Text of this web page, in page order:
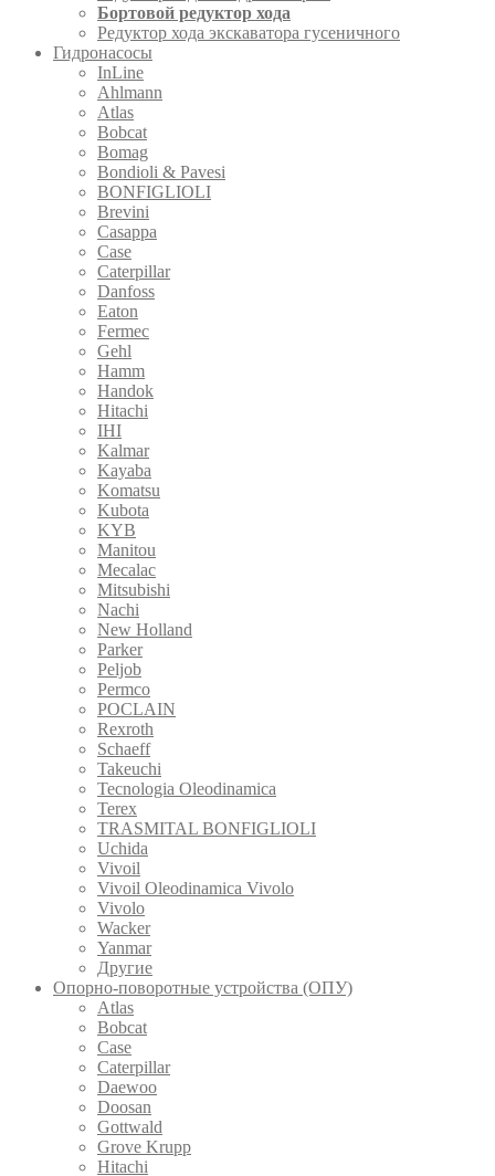
Бортовой редуктор хода
Редуктор хода экскаватора гусеничного
Гидронасосы
InLine
Ahlmann
Atlas
Bobcat
Bomag
Bondioli & Pavesi
BONFIGLIOLI
Brevini
Casappa
Case
Caterpillar
Danfoss
Eaton
Fermec
Gehl
Hamm
Handok
Hitachi
IHI
Kalmar
Kayaba
Komatsu
Kubota
KYB
Manitou
Mecalac
Mitsubishi
Nachi
New Holland
Parker
Peljob
Permco
POCLAIN
Rexroth
Schaeff
Takeuchi
Tecnologia Oleodinamica
Terex
TRASMITAL BONFIGLIOLI
Uchida
Vivoil
Vivoil Oleodinamica Vivolo
Vivolo
Wacker
Yanmar
Другие
Опорно-поворотные устройства (ОПУ)
Atlas
Bobcat
Case
Caterpillar
Daewoo
Doosan
Gottwald
Grove Krupp
Hitachi